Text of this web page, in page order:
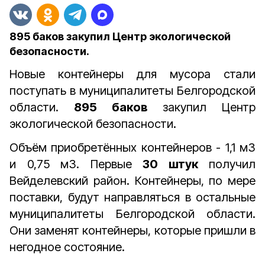
895 баков закупил Центр экологической
безопасности.
Новые контейнеры для мусора стали
поступать в муниципалитеты Белгородской
области. 895 баков закупил Центр
экологической безопасности.
Объём приобретённых контейнеров - 1,1 м3
и 0,75 м3. Первые 30 штукполучил
Вейделевский район. Контейнеры, по мере
поставки, будут направляться в остальные
муниципалитеты Белгородской области.
Они заменят контейнеры, которые пришли в
негодное состояние.